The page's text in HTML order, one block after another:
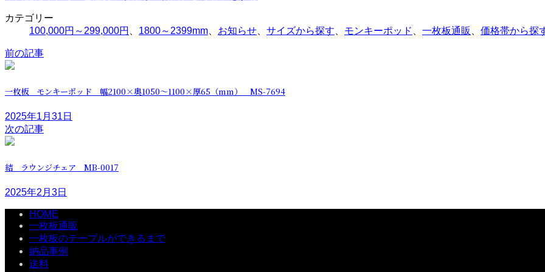
カテゴリー
100,000円～299,000円
1800～2399mm お知らせ サイズから探す モンキーポッド 一枚板通販 価格帯から探
前の記事
一枚板 モンキーポッド 幅2100×奥1050～1100×厚65（mm） MS-7694
2025年1月31日
次の記事
結 ラウンジチェア MB-0017
2025年2月3日
HOME
一枚板通販
一枚板のテーブルができるまで
納品事例
送料